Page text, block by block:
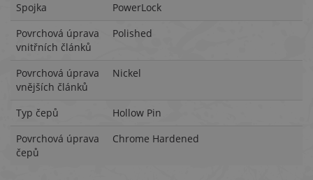
Spojka
PowerLock
Povrchová úprava
vnitřních článků
Polished
Povrchová úprava
vnějších článků
Nickel
Typ čepů
Hollow Pin
Povrchová úprava
čepů
Chrome Hardened